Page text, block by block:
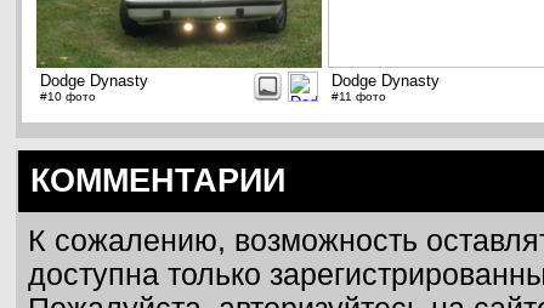
Dodge Dynasty
#10 фото
Dodge Dynasty
#11 фото
КОММЕНТАРИИ
К сожалению, возможность
доступна только